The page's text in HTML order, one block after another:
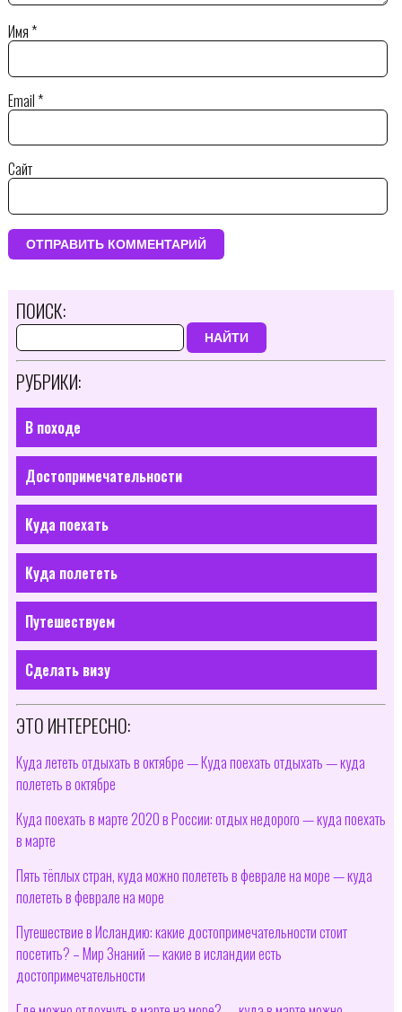
Имя*
Email*
Сайт
ПОИСК:
НАЙТИ
РУБРИКИ:
В походе
Достопримечательности
Куда поехать
Куда полететь
Путешествуем
Сделать визу
ЭТО ИНТЕРЕСНО:
Куда лететь отдыхать в октябре — Куда поехать отдыхать — куда
полететь в октябре
Куда поехать в марте 2020 в России: отдых недорого — куда поехать
в марте
Пять тёплых стран, куда можно полететь в феврале на море — куда
полететь в феврале на море
Путешествие в Исландию: какие достопримечательности стоит
посетить? – Мир Знаний — какие в исландии есть
достопримечательности